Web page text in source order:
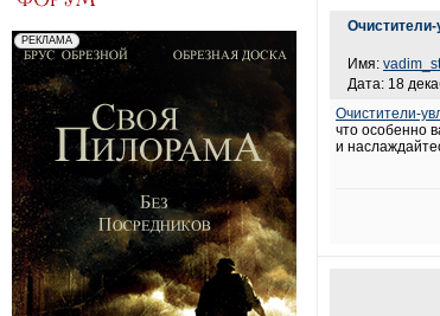
Очистители-
Имя:
Дата: 18
Очистители-
что особенно
и